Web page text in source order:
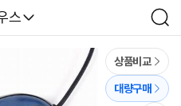
와
스
검
색
상품비교
대량구매